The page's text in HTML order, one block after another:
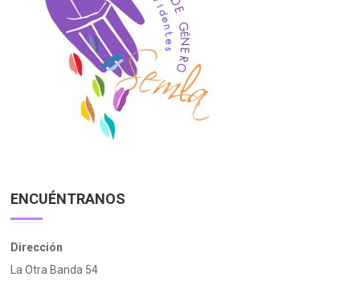
ENCUÉNTRANOS
Dirección
La Otra Banda 54